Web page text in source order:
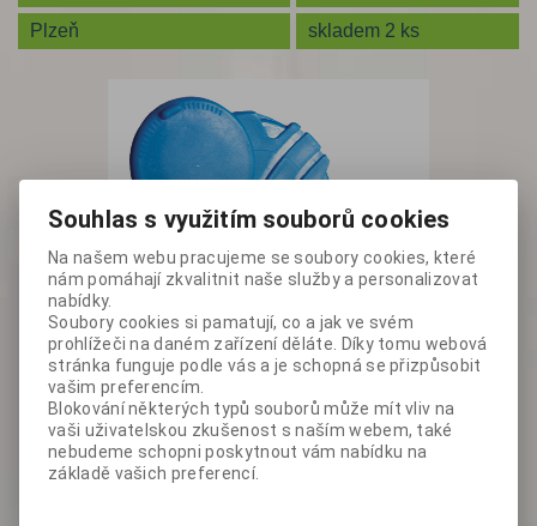
Plzeň skladem 2 ks
Souhlas s využitím souborů cookies
Na našem webu pracujeme se soubory cookies, které
nám pomáhají zkvalitnit naše služby a personalizovat
nabídky.
Soubory cookies si pamatují, co a jak ve svém
prohlížeči na daném zařízení děláte. Díky tomu webová
stránka funguje podle vás a je schopná se přizpůsobit
vašim preferencím.
Blokování některých typů souborů může mít vliv na
vaši uživatelskou zkušenost s naším webem, také
nebudeme schopni poskytnout vám nabídku na
základě vašich preferencí.